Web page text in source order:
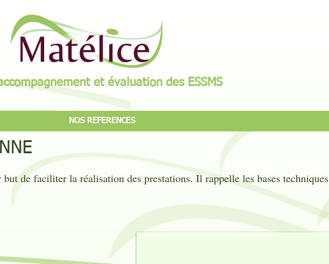
et évaluation des ESSMS
NOS REFERENCES
de faciliter la réalisation des prestations. Il rappelle les bases techniques